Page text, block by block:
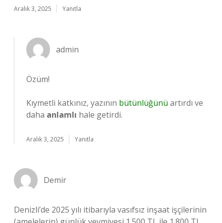
Aralık 3, 2025 Yanıtla
admin
Özüm!
Kıymetli katkınız, yazının bütünlüğünü artırdı ve
daha anlamlı hale getirdi.
Aralık 3, 2025 Yanıtla
Demir
Denizli’de 2025 yılı itibarıyla vasıfsız inşaat işçilerinin